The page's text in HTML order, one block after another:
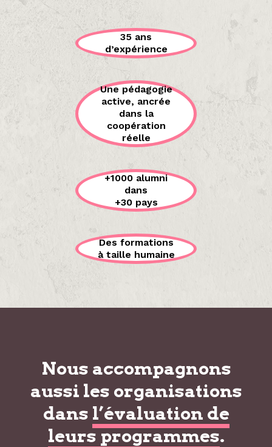
35 ans
d’expérience
Une pédagogie
active, ancrée
dans la
coopération
réelle
+1000 alumni
dans
+30 pays
Des formations
à taille humaine
Nous accompagnons
aussi les organisations
dans l’évaluation de
leurs programmes.